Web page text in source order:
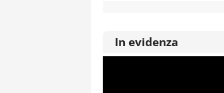
In evidenza